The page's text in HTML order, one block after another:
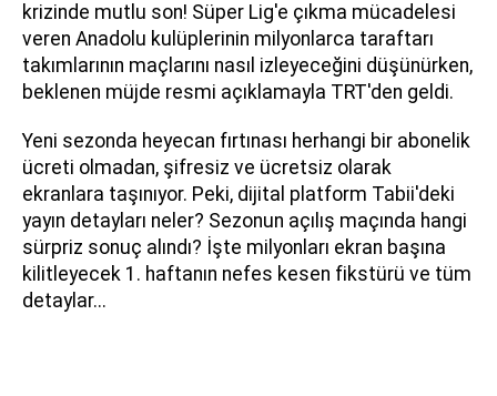
krizinde mutlu son! Süper Lig'e çıkma mücadelesi
veren Anadolu kulüplerinin milyonlarca taraftarı
takımlarının maçlarını nasıl izleyeceğini düşünürken,
beklenen müjde resmi açıklamayla TRT'den geldi.
Yeni sezonda heyecan fırtınası herhangi bir abonelik
ücreti olmadan, şifresiz ve ücretsiz olarak
ekranlara taşınıyor. Peki, dijital platform Tabii'deki
yayın detayları neler? Sezonun açılış maçında hangi
sürpriz sonuç alındı? İşte milyonları ekran başına
kilitleyecek 1. haftanın nefes kesen fikstürü ve tüm
detaylar...